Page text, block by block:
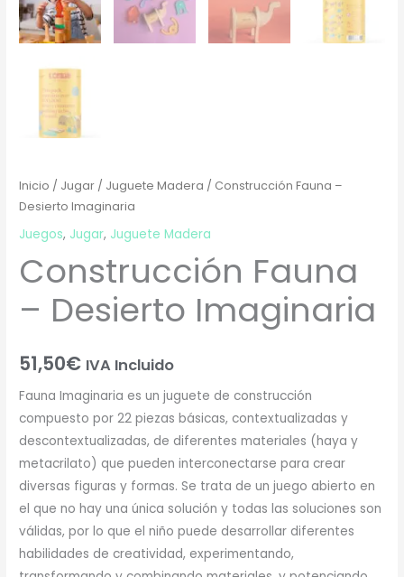
Inicio / Jugar / Juguete Madera / Construcción Fauna –
Desierto Imaginaria
Juegos, Jugar, Juguete Madera
Construcción Fauna
– Desierto Imaginaria
51,50€ IVA Incluido
Fauna Imaginaria es un juguete de construcción
compuesto por 22 piezas básicas, contextualizadas y
descontextualizadas, de diferentes materiales (haya y
metacrilato) que pueden interconectarse para crear
diversas figuras y formas. Se trata de un juego abierto en
el que no hay una única solución y todas las soluciones son
válidas, por lo que el niño puede desarrollar diferentes
habilidades de creatividad, experimentando,